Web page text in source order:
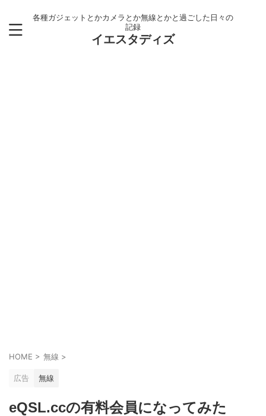
各種ガジェットとかカメラとか無線とかと過ごした日々の
記録
イエスタディズ
HOME > 無線 >
広告 無線
eQSL.ccの有料会員になってみた